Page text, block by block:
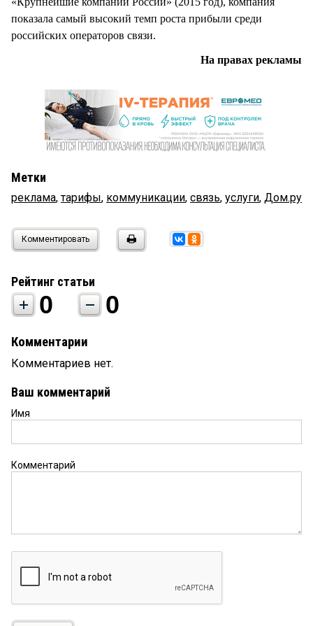
показала самый высокий темп роста прибыли среди
российских операторов связи.
На правах рекламы
Метки
реклама,тарифы, коммуникации, связь, услуги, Дом.ру
Комментировать
Рейтинг статьи
0 0
Комментарии
Комментариев нет.
Ваш комментарий
Имя
Комментарий